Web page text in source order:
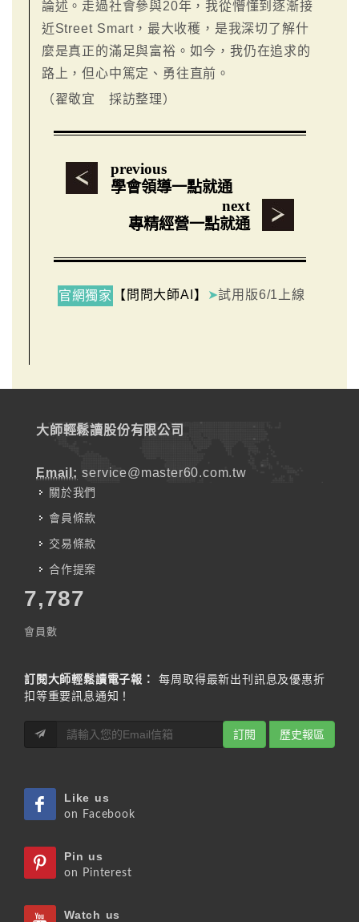
論述。走過社會參與20年，我從懵懂到逐漸接
近Street Smart，最大收穫，是我深切了解什
麼是真正的滿足與富裕。如今，我仍在追求的
路上，但心中篤定、勇往直前。
（翟敬宜 採訪整理）
previous
學會領導一點就通
next
專精經營一點就通
官網獨家 【問問大師AI】 ➤試用版6/1上線
大師輕鬆讀股份有限公司
Email: service@master60.com.tw
關於我們
會員條款
交易條款
合作提案
7,787
會員數
訂閱大師輕鬆讀電子報：
每周取得最新出刊訊息及優惠折
扣等重要訊息通知！
訂閱 歷史報區
Like us
on Facebook
Pin us
on Pinterest
Watch us